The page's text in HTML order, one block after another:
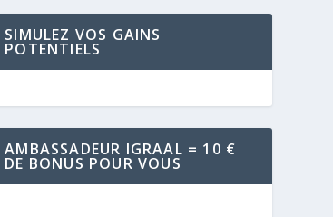
SIMULEZ VOS GAINS
POTENTIELS
AMBASSADEUR IGRAAL = 10 €
DE BONUS POUR VOUS